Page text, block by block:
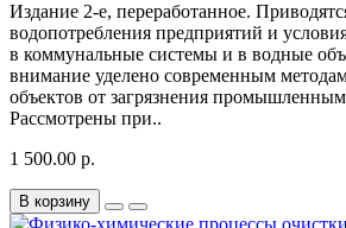
Издание 2-е, переработанное.
водопотребления предприятий и
в коммунальные системы и в водные
внимание уделено современным
объектов от загрязнения
Рассмотрены при..
1 500.00 р.
В корзину